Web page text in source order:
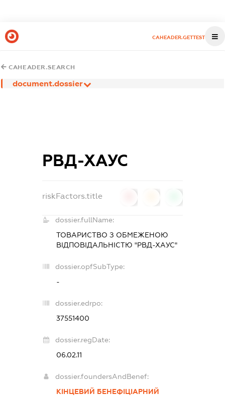
CAHEADER.GETTEST
CAHEADER.SEARCH
document.dossier
РВД-ХАУС
riskFactors.title
dossier.fullName:
ТОВАРИСТВО З ОБМЕЖЕНОЮ
ВІДПОВІДАЛЬНІСТЮ "РВД-ХАУС"
dossier.opfSubType:
-
dossier.edrpo:
37551400
dossier.regDate:
06.02.11
dossier.foundersAndBenef:
КІНЦЕВИЙ БЕНЕФІЦІАРНИЙ